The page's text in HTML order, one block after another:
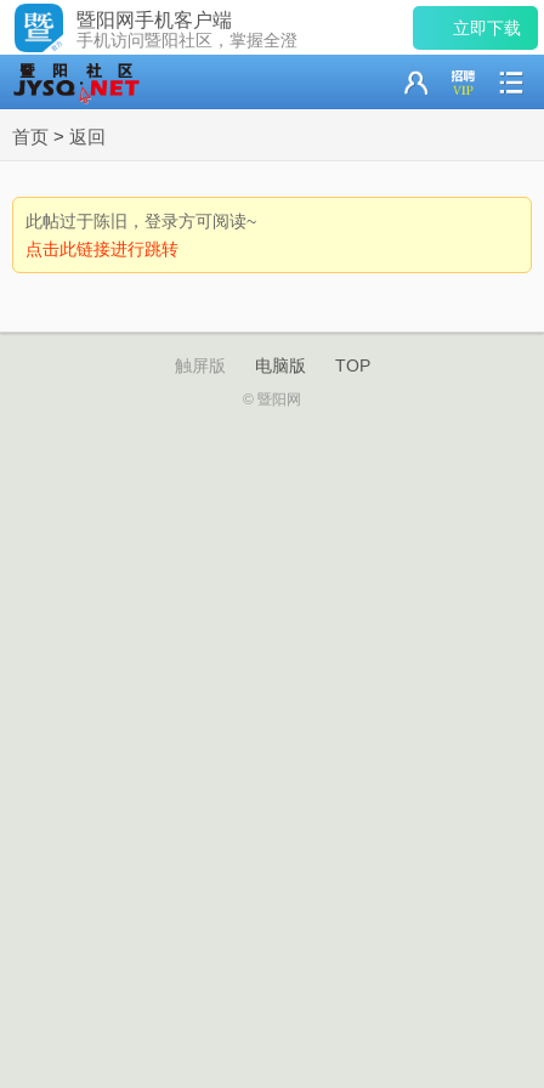
暨阳网手机客户端
手机访问暨阳社区，掌握全澄
立即下载
首页 > 返回
此帖过于陈旧，登录方可阅读~
点击此链接进行跳转
触屏版 电脑版 TOP
© 暨阳网